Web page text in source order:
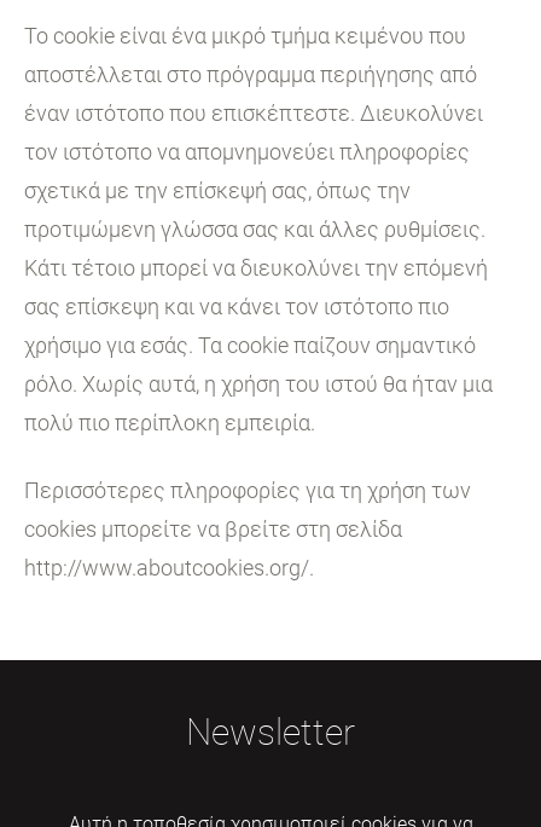
Το cookie είναι ένα μικρό τμήμα κειμένου που
αποστέλλεται στο πρόγραμμα περιήγησης από
έναν ιστότοπο που επισκέπτεστε. Διευκολύνει
τον ιστότοπο να απομνημονεύει πληροφορίες
σχετικά με την επίσκεψή σας, όπως την
προτιμώμενη γλώσσα σας και άλλες ρυθμίσεις.
Κάτι τέτοιο μπορεί να διευκολύνει την επόμενή
σας επίσκεψη και να κάνει τον ιστότοπο πιο
χρήσιμο για εσάς. Τα cookie παίζουν σημαντικό
ρόλο. Χωρίς αυτά, η χρήση του ιστού θα ήταν μια
πολύ πιο περίπλοκη εμπειρία.
Περισσότερες πληροφορίες για τη χρήση των
cookies μπορείτε να βρείτε στη σελίδα
http://www.aboutcookies.org/.
Newsletter